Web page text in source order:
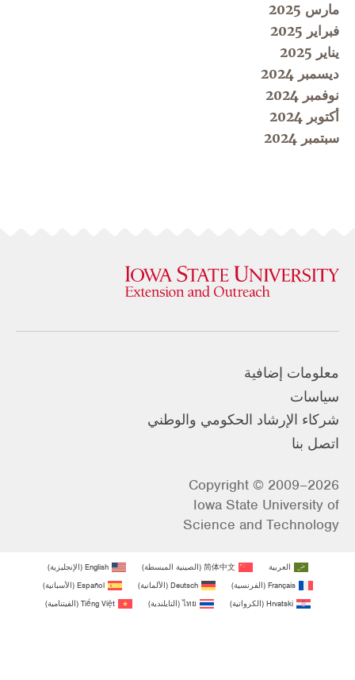
مارس 2025
فبراير 2025
يناير 2025
ديسمبر 2024
نوفمبر 2024
أكتوبر 2024
سبتمبر 2024
معلومات إضافية
سياسات
شركاء الإرشاد الحكومي والوطني
اتصل بنا
Copyright © 2009–2026
Iowa State University of
Science and Technology
العربية 简体中文
(الصينية المبسطة)
English
(الإنجليزية)
Français
(الفرنسية)
Deutsch
(الألمانية)
Español
(الأسبانية)
Hrvatski
(الكرواتية)
ไทย
(التايلندية)
Tiếng Việt
(الفيتنامية)